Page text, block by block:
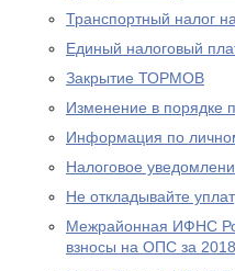
Транспортный налог
Единый налоговый
Закрытие ТОРМОВ
Изменение в порядке
Информация по
Налоговое
Не откладывайте
Межрайонная ИФНС
взносы на ОПС за